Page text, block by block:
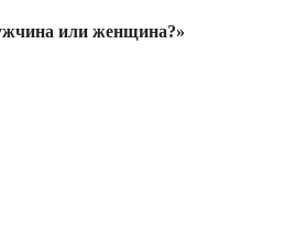
или женщина?»